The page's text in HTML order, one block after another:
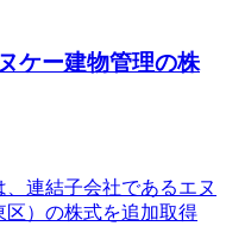
ケー建物管理の株
連結子会社であるエヌ
）の株式を追加取得